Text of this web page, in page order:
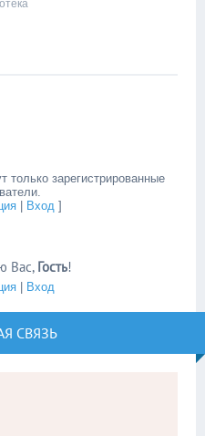
только зарегистрированные
| Вход]
Вас, Гость!
| Вход
СВЯЗЬ